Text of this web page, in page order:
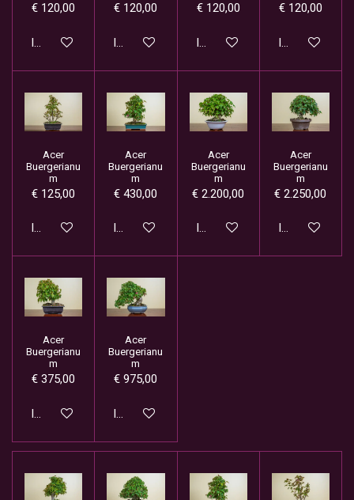
€ 120,00
In winkelwagen
€ 120,00
In winkelwagen
€ 120,00
In winkelwagen
€ 120,00
In
Acer
Buergerianu
m
€ 125,00
In winkelwagen
Acer
Buergerianu
m
€ 430,00
In winkelwagen
Acer
Buergerianu
m
€ 2.200,00
In winkelwagen
Acer
Buergerianu
m
€ 2.250,00
In
Acer
Buergerianu
m
€ 375,00
In winkelwagen
Acer
Buergerianu
m
€ 975,00
In winkelwagen